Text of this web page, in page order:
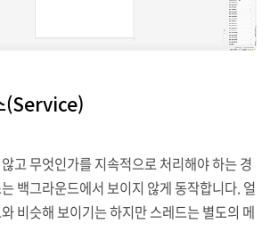
(Service)
고 무엇인가를 지속적으로 처리해야 하는 경
백그라운드에서 보이지 않게 동작합니다. 얼
비슷해 보이기는 하지만 스레드는 별도의 메